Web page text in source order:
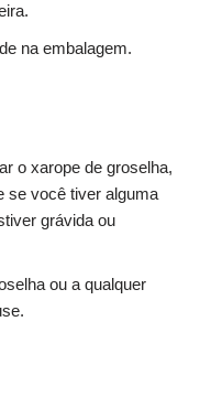
na embalagem.
o xarope de groselha,
se você tiver alguma
grávida ou
ou a qualquer